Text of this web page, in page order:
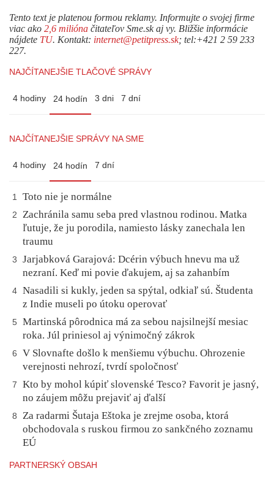
Tento text je platenou formou reklamy. Informujte o svojej firme
viac ako 2,6 milióna čitateľov Sme.sk aj vy. Bližšie informácie
nájdete TU. Kontakt: internet@petitpress.sk; tel:+421 2 59 233
227.
NAJČÍTANEJŠIE TLAČOVÉ SPRÁVY
4 hodiny 24 hodín 3 dni 7 dní
NAJČÍTANEJŠIE SPRÁVY NA SME
4 hodiny 24 hodín 7 dní
1 Toto nie je normálne
2
Zachránila samu seba pred vlastnou rodinou. Matka
ľutuje, že ju porodila, namiesto lásky zanechala len
traumu
3
Jarjabková Garajová: Dcérin výbuch hnevu ma už
nezraní. Keď mi povie ďakujem, aj sa zahanbím
4 Nasadili si kukly, jeden sa spýtal, odkiaľ sú. Študenta
z Indie museli po útoku operovať
5
Martinská pôrodnica má za sebou najsilnejší mesiac
roka. Júl priniesol aj výnimočný zákrok
6
V Slovnafte došlo k menšiemu výbuchu. Ohrozenie
verejnosti nehrozí, tvrdí spoločnosť
7
Kto by mohol kúpiť slovenské Tesco? Favorit je jasný,
no záujem môžu prejaviť aj ďalší
8
Za radarmi Šutaja Eštoka je zrejme osoba, ktorá
obchodovala s ruskou firmou zo sankčného zoznamu
EÚ
PARTNERSKÝ OBSAH